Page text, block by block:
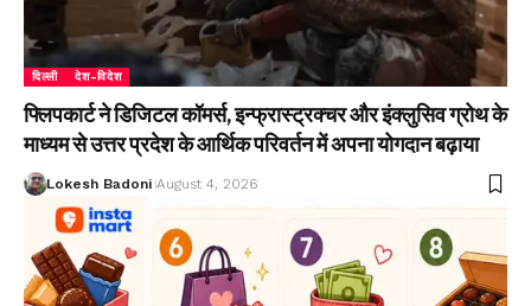
दिल्ली देश-विदेश
फ्लिपकार्ट ने डिजिटल कॉमर्स, इन्फ्रास्ट्रक्चर और इंक्लुसिव ग्रोथ के
माध्यम से उत्तर प्रदेश के आर्थिक परिवर्तन में अपना योगदान बढ़ाया
Lokesh Badoni August 4, 2026